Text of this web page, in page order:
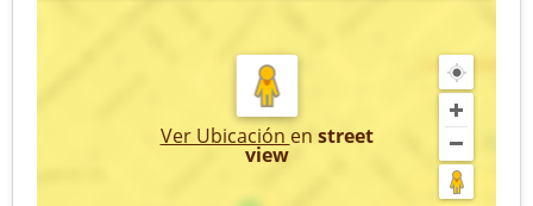
Ver Ubicación en street
view